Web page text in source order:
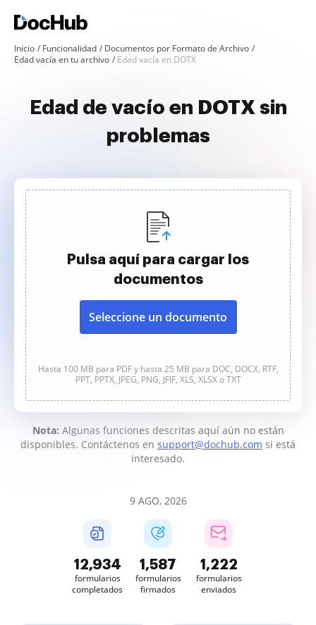
Inicio Funcionalidad
Documentos por Formato de Archivo
Edad vacía en tu archivo
Edad vacía en DOTX
Edad de vacío en DOTX sin
problemas
Pulsa aquí para cargar los
documentos
Seleccione un documento
Hasta 100 MB para PDF y hasta 25 MB para DOC, DOCX, RTF,
PPT, PPTX, JPEG, PNG, JFIF, XLS, XLSX o TXT
Nota: Algunas funciones descritas aquí aún no están
disponibles. Contáctenos en support@dochub.com si está
interesado.
9 AGO, 2026
12,935
formularios
completados
1,588
formularios
firmados
1,223
formularios
enviados